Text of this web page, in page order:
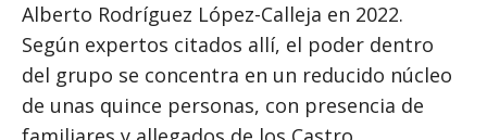
Alberto Rodríguez López-Calleja en 2022.
Según expertos citados allí, el poder dentro
del grupo se concentra en un reducido núcleo
de unas quince personas, con presencia de